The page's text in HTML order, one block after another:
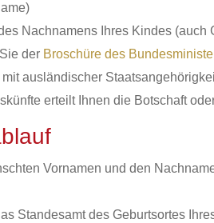
Nachnamens Ihres Kindes
der Broschüre des
ausländischer
erteilt Ihnen die Botschaft
Vornamen und den
Standesamt des Geburtsortes